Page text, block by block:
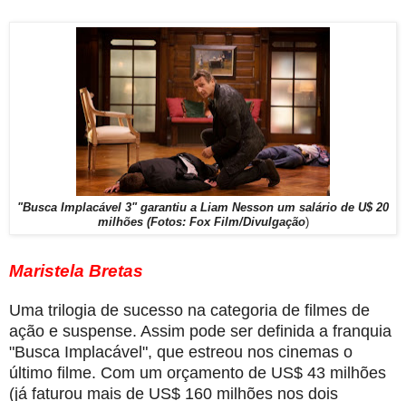
"Busca Implacável 3" garantiu a Liam Nesson um salário de U$ 20
milhões (Fotos: Fox Film/Divulgação)
Maristela Bretas
Uma trilogia de sucesso na categoria de filmes de
ação e suspense. Assim pode ser definida a franquia
"Busca Implacável", que estreou nos cinemas o
último filme. Com um orçamento de US$ 43 milhões
(já faturou mais de US$ 160 milhões nos dois